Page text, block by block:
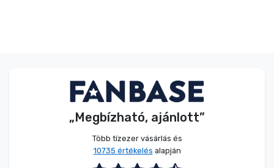
„Megbízható, ajánlott”
Több tízezer vásárlás és
10735 értékelés alapján
Terméktípusok